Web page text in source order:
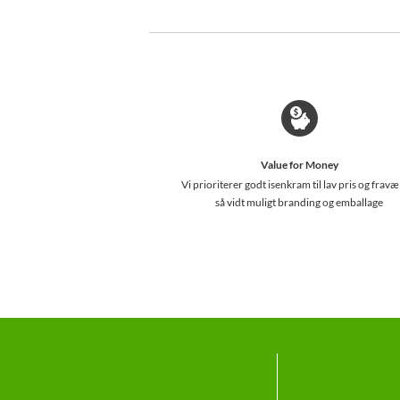
Value for Money
Vi prioriterer godt isenkram til lav pris og
så vidt muligt branding og emballage